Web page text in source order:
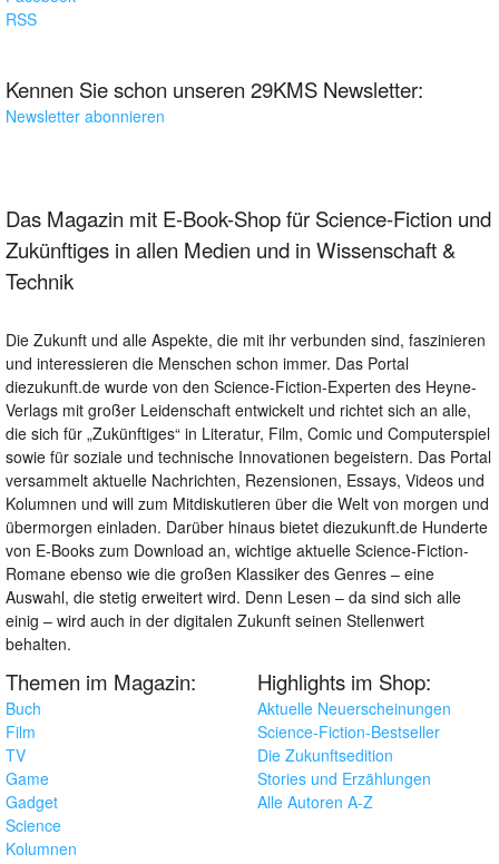
RSS
Kennen Sie schon unseren 29KMS Newsletter:
Newsletter abonnieren
Das Magazin mit E-Book-Shop für Science-Fiction und
Zukünftiges in allen Medien und in Wissenschaft &
Technik
Die Zukunft und alle Aspekte, die mit ihr verbunden sind, faszinieren
und interessieren die Menschen schon immer. Das Portal
diezukunft.de wurde von den Science-Fiction-Experten des Heyne-
Verlags mit großer Leidenschaft entwickelt und richtet sich an alle,
die sich für „Zukünftiges“ in Literatur, Film, Comic und Computerspiel
sowie für soziale und technische Innovationen begeistern. Das Portal
versammelt aktuelle Nachrichten, Rezensionen, Essays, Videos und
Kolumnen und will zum Mitdiskutieren über die Welt von morgen und
übermorgen einladen. Darüber hinaus bietet diezukunft.de Hunderte
von E-Books zum Download an, wichtige aktuelle Science-Fiction-
Romane ebenso wie die großen Klassiker des Genres – eine
Auswahl, die stetig erweitert wird. Denn Lesen – da sind sich alle
einig – wird auch in der digitalen Zukunft seinen Stellenwert
behalten.
Themen im Magazin:
Buch
Film
TV
Game
Gadget
Science
Kolumnen
Highlights im Shop:
Aktuelle Neuerscheinungen
Science-Fiction-Bestseller
Die Zukunftsedition
Stories und Erzählungen
Alle Autoren A-Z